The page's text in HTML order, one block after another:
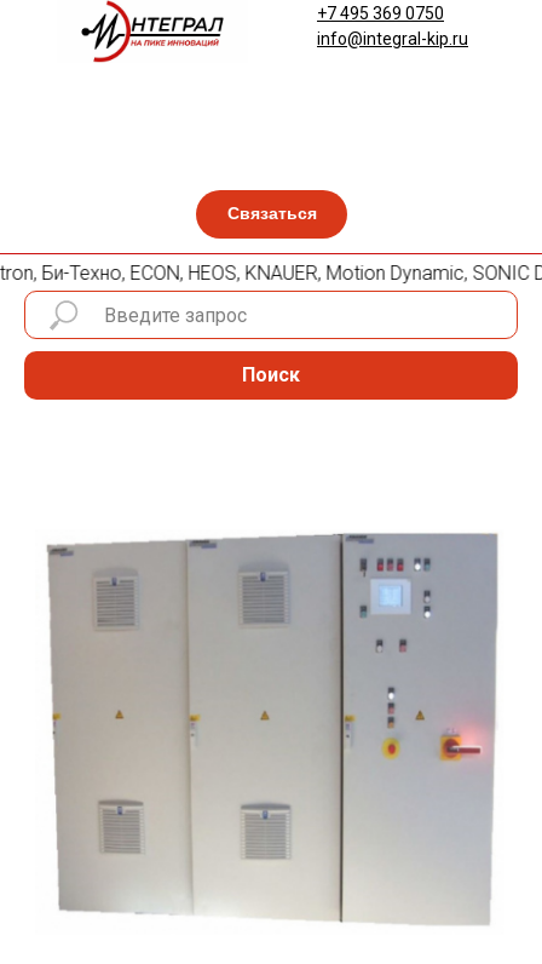
Связаться
+7 495 369 0750
info@integral-kip.ru
Техно, ECON, HEOS, KNAUER, Motion Dynamic, SONIC
Поиск